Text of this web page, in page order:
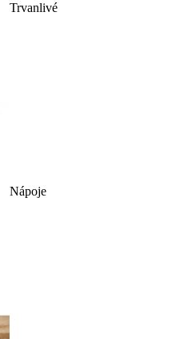
Trvanlivé
Nápoje